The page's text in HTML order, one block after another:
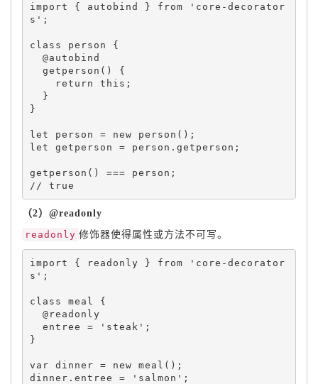
import { autobind } from
'core-decorator
s' ;
class person
{
getperson ( )
{
return
this ;
}
}
let person = new person ( ) ;
let getperson = person . getperson ;
getperson ( ) === person ;
（2）@readonly
readonly 修饰器使得属性或方法不可写。
import { readonly } from
'core-decorator
s' ;
class meal
{
  entree
= 'steak' ;
}
var dinner = new meal ( ) ;
dinner . entree = 'salmon' ;